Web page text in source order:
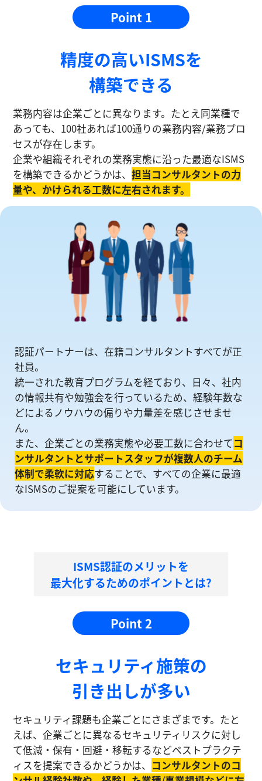
Point 1
精度の⾼いISMSを
構築できる
業務内容は企業ごとに異なります。たとえ同業種で
あっても、100社あれば100通りの業務内容/業務プロ
セスが存在します。
企業や組織それぞれの業務実態に沿った最適なISMS
を構築できるかどうかは、担当コンサルタントの⼒
量や、かけられる工数に左右されます。
認証パートナーは、在籍コンサルタントすべてが正
社員。
統一された教育プログラムを経ており、日々、社内
の情報共有や勉強会を⾏っているため、経験年数な
どによるノウハウの偏りや⼒量差を感じさせませ
ん。
また、企業ごとの業務実態や必要工数に合わせてコ
ンサルタントとサポートスタッフが複数人のチーム
体制で柔軟に対応することで、すべての企業に最適
なISMSのご提案を可能にしています。
ISMS認証のメリットを
最大化するためのポイントとは?
Point 2
セキュリティ施策の
引き出しが多い
セキュリティ課題も企業ごとにさまざまです。たと
えば、企業ごとに異なるセキュリティリスクに対し
て低減・保有・回避・移転するなどベストプラクテ
ィスを提案できるかどうかは、 コンサルタントのコ